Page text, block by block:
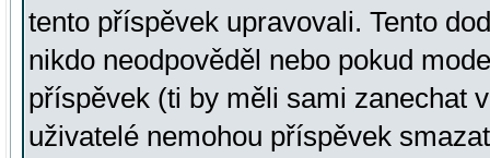
tento příspěvek upravovali. Tento
nikdo neodpověděl nebo pokud
příspěvek (ti by měli sami zanechat
uživatelé nemohou příspěvek